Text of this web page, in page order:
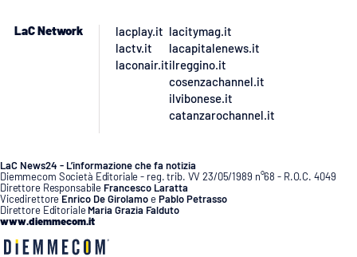
LaC Network
lacplay.it
lactv.it
laconair.it
lacitymag.it
lacapitalenews.it
ilreggino.it
cosenzachannel.it
ilvibonese.it
catanzarochannel.it
LaC News24 - L’informazione che fa notizia
Diemmecom Società Editoriale - reg. trib. VV 23/05/1989 n°68 - R.O.C. 4049
Direttore Responsabile Francesco Laratta
Vicedirettore Enrico De GirolamoePablo Petrasso
Direttore Editoriale Maria Grazia Falduto
www.diemmecom.it